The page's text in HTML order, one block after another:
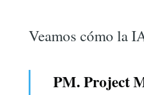
Veamos cómo la
PM. Project